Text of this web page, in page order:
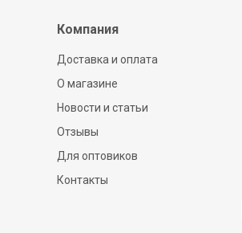
Компания
Доставка и оплата
О магазине
Новости и статьи
Отзывы
Для оптовиков
Контакты